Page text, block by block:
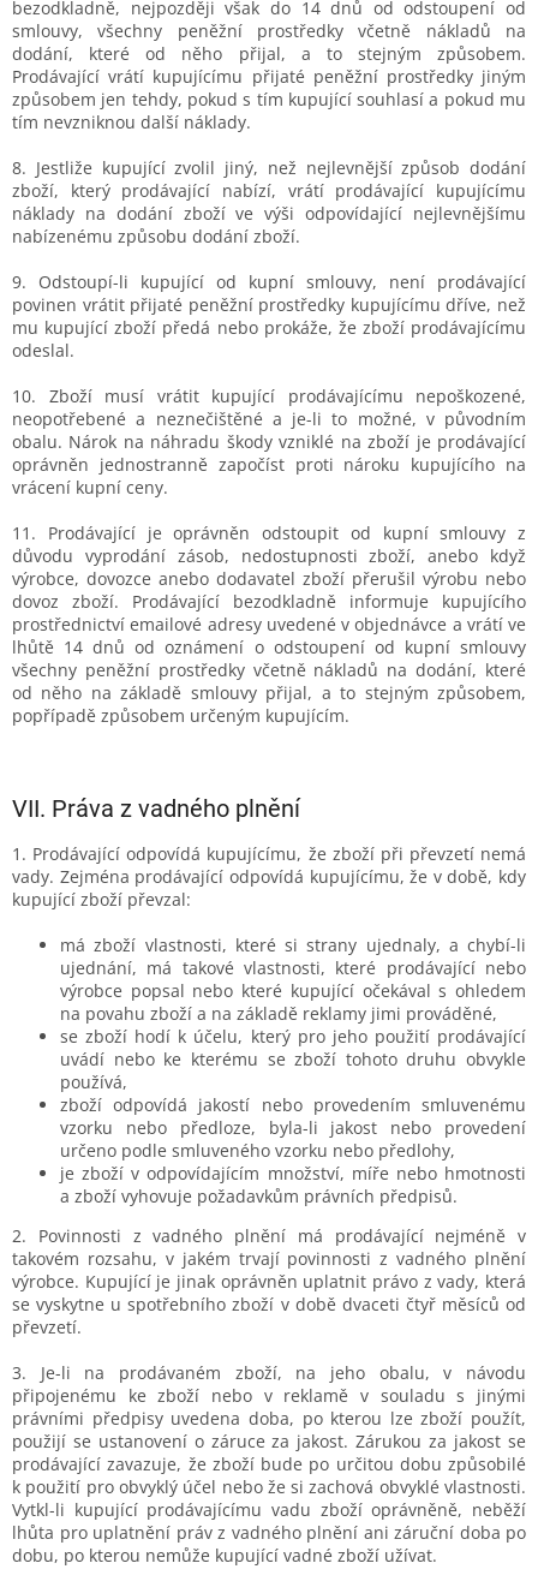
bezodkladně, nejpozději však do 14 dnů od odstoupení od
smlouvy, všechny peněžní prostředky včetně nákladů na
dodání, které od něho přijal, a to stejným způsobem.
Prodávající vrátí kupujícímu přijaté peněžní prostředky jiným
způsobem jen tehdy, pokud s tím kupující souhlasí a pokud mu
tím nevzniknou další náklady.
8. Jestliže kupující zvolil jiný, než nejlevnější způsob dodání
zboží, který prodávající nabízí, vrátí prodávající kupujícímu
náklady na dodání zboží ve výši odpovídající nejlevnějšímu
nabízenému způsobu dodání zboží.
9. Odstoupí-li kupující od kupní smlouvy, není prodávající
povinen vrátit přijaté peněžní prostředky kupujícímu dříve, než
mu kupující zboží předá nebo prokáže, že zboží prodávajícímu
odeslal.
10. Zboží musí vrátit kupující prodávajícímu nepoškozené,
neopotřebené a neznečištěné a je-li to možné, v původním
obalu. Nárok na náhradu škody vzniklé na zboží je prodávající
oprávněn jednostranně započíst proti nároku kupujícího na
vrácení kupní ceny.
11. Prodávající je oprávněn odstoupit od kupní smlouvy z
důvodu vyprodání zásob, nedostupnosti zboží, anebo když
výrobce, dovozce anebo dodavatel zboží přerušil výrobu nebo
dovoz zboží. Prodávající bezodkladně informuje kupujícího
prostřednictví emailové adresy uvedené v objednávce a vrátí ve
lhůtě 14 dnů od oznámení o odstoupení od kupní smlouvy
všechny peněžní prostředky včetně nákladů na dodání, které
od něho na základě smlouvy přijal, a to stejným způsobem,
popřípadě způsobem určeným kupujícím.
VII. Práva z vadného plnění
1. Prodávající odpovídá kupujícímu, že zboží při převzetí nemá
vady. Zejména prodávající odpovídá kupujícímu, že v době, kdy
kupující zboží převzal:
má zboží vlastnosti, které si strany ujednaly, a chybí-li
ujednání, má takové vlastnosti, které prodávající nebo
výrobce popsal nebo které kupující očekával s ohledem
na povahu zboží a na základě reklamy jimi prováděné,
se zboží hodí k účelu, který pro jeho použití prodávající
uvádí nebo ke kterému se zboží tohoto druhu obvykle
používá,
zboží odpovídá jakostí nebo provedením smluvenému
vzorku nebo předloze, byla-li jakost nebo provedení
určeno podle smluveného vzorku nebo předlohy,
je zboží v odpovídajícím množství, míře nebo hmotnosti
a zboží vyhovuje požadavkům právních předpisů.
2. Povinnosti z vadného plnění má prodávající nejméně v
takovém rozsahu, v jakém trvají povinnosti z vadného plnění
výrobce. Kupující je jinak oprávněn uplatnit právo z vady, která
se vyskytne u spotřebního zboží v době dvaceti čtyř měsíců od
převzetí.
3. Je-li na prodávaném zboží, na jeho obalu, v návodu
připojenému ke zboží nebo v reklamě v souladu s jinými
právními předpisy uvedena doba, po kterou lze zboží použít,
použijí se ustanovení o záruce za jakost. Zárukou za jakost se
prodávající zavazuje, že zboží bude po určitou dobu způsobilé
k použití pro obvyklý účel nebo že si zachová obvyklé vlastnosti.
Vytkl-li kupující prodávajícímu vadu zboží oprávněně, neběží
lhůta pro uplatnění práv z vadného plnění ani záruční doba po
dobu, po kterou nemůže kupující vadné zboží užívat.